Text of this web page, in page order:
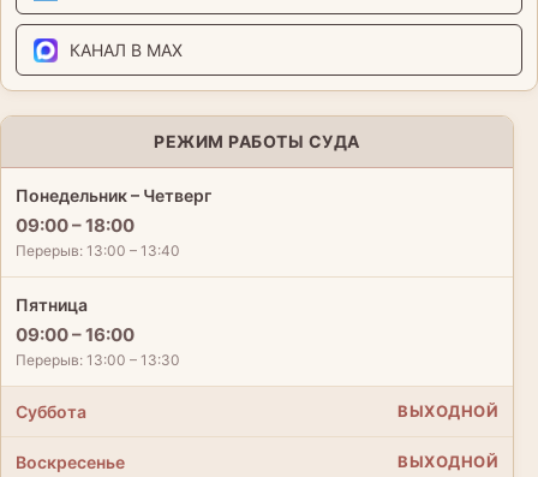
КАНАЛ В MAX
РЕЖИМ РАБОТЫ СУДА
Понедельник – Четверг
09:00 – 18:00
Перерыв: 13:00 – 13:40
Пятница
09:00 – 16:00
Перерыв: 13:00 – 13:30
Суббота ВЫХОДНОЙ
Воскресенье ВЫХОДНОЙ